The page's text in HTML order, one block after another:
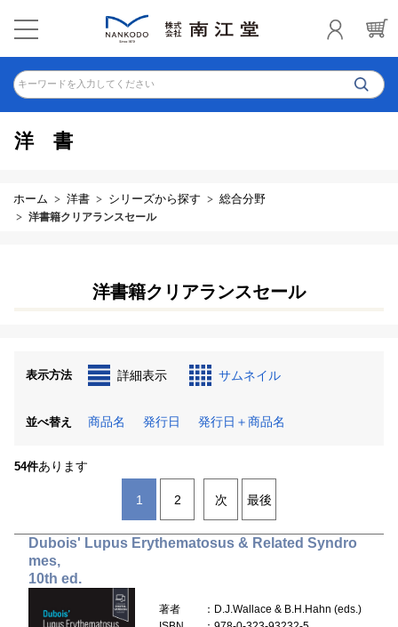
キーワードを入力してください
洋書
ホーム 洋書 シリーズから探す 総合分野
洋書籍クリアランスセール
洋書籍クリアランスセール
表示方法 詳細表示 サムネイル
並べ替え 商品名 発行日 発行日＋商品名
54件あります
1 2 次 最後
Dubois' Lupus Erythematosus & Related Syndro
mes,
10th ed.
著者
：D.J.Wallace & B.H.Hahn (eds.)